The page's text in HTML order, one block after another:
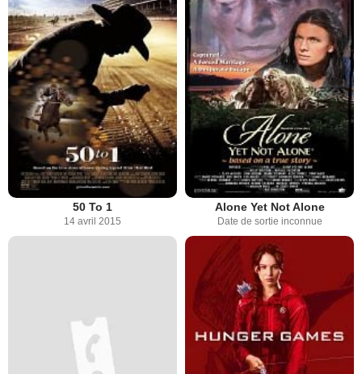
50 To 1
14 avril 2015
Alone Yet Not Alone
Date de sortie inconnue